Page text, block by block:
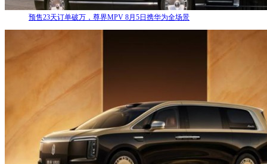
预售23天订单破万，尊界MPV 8月5日携华为全场景